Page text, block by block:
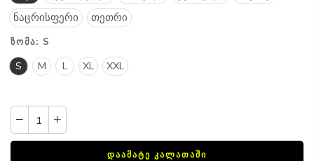
ნაცრისფერი
თეთრი
ᲖᲝᲛᲐ: S
S M L XL XXL
ᲓᲐᲐᲛᲐᲢᲔ ᲙᲐᲚᲐᲗᲐᲨᲘ